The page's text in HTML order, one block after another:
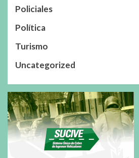
Policiales
Política
Turismo
Uncategorized